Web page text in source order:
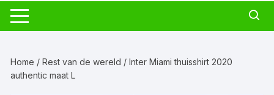
Home /Rest van de wereld / Inter Miami thuisshirt 2020
authentic maat L